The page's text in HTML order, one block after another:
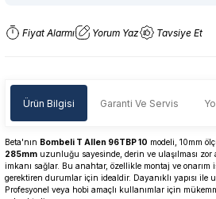
Fiyat Alarmı Yorum Yaz Tavsiye Et
Ürün Bilgisi Garanti Ve Servis
Beta'nın Bombeli T Allen 96TBP 10 modeli, 10mm
285mm uzunluğu sayesinde, derin ve ulaşılması
imkanı sağlar. Bu anahtar, özellikle montaj ve onarım
gerektiren durumlar için idealdir. Dayanıklı yapısı
Profesyonel veya hobi amaçlı kullanımlar için